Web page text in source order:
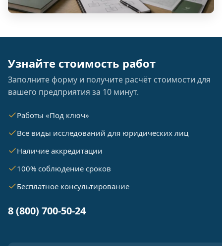
Узнайте стоимость работ
Заполните форму и получите расчёт стоимости для
вашего предприятия за 10 минут.
Работы «Под ключ»
Все виды исследований для юридических лиц
Наличие аккредитации
100% соблюдение сроков
Бесплатное консультирование
8 (800) 700-50-24